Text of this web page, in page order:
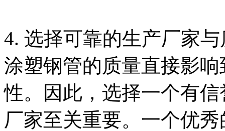
4. 选择可靠的生产厂家
涂塑钢管的质量直接影
性。因此，选择一个有
厂家至关重要。一个优